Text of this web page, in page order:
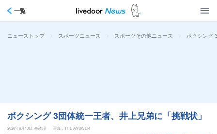
一覧
ニューストップ > スポーツニュース > スポーツその他ニュース > ボクシング
ボクシング 3団体統一王者、井上兄弟に「挑戦状」
2026年6月10日 7時43分 写真：THE ANSWER